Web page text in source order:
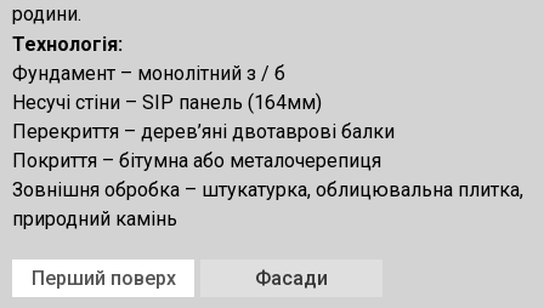
родини.
Технологія:
Фундамент – монолітний з / б
Несучі стіни – SIP панель (164мм)
Перекриття – дерев’яні двотаврові балки
Покриття – бітумна або металочерепиця
Зовнішня обробка – штукатурка, облицювальна плитка,
природний камінь
Перший поверх Фасади